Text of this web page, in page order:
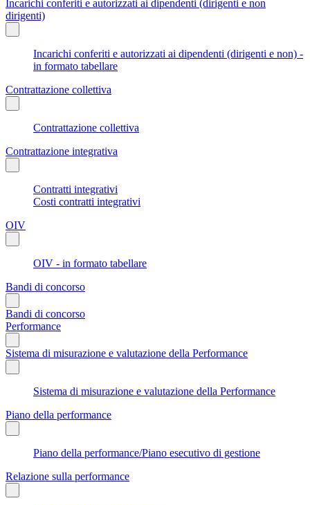
Incarichi conferiti e autorizzati ai dipendenti (dirigenti e non
dirigenti)
Incarichi conferiti e autorizzati ai dipendenti (dirigenti e non) -
in formato tabellare
Contrattazione collettiva
Contrattazione collettiva
Contrattazione integrativa
Contratti integrativi
Costi contratti integrativi
OIV
OIV - in formato tabellare
Bandi di concorso
Bandi di concorso
Performance
Sistema di misurazione e valutazione della Performance
Sistema di misurazione e valutazione della Performance
Piano della performance
Piano della performance/Piano esecutivo di gestione
Relazione sulla performance